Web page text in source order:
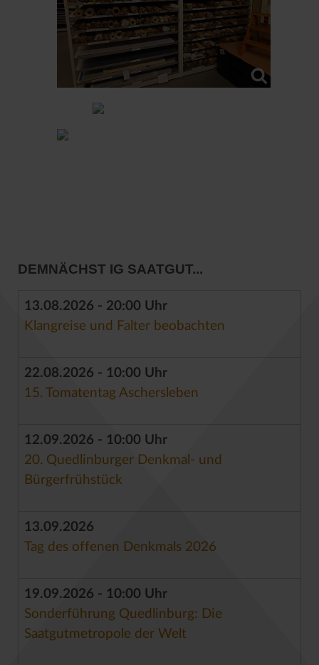
DEMNÄCHST IG SAATGUT...
13.08.2026 - 20:00 Uhr
Klangreise und Falter beobachten
22.08.2026 - 10:00 Uhr
15. Tomatentag Aschersleben
12.09.2026 - 10:00 Uhr
20. Quedlinburger Denkmal- und
Bürgerfrühstück
13.09.2026
Tag des offenen Denkmals 2026
19.09.2026 - 10:00 Uhr
Sonderführung Quedlinburg: Die
Saatgutmetropole der Welt